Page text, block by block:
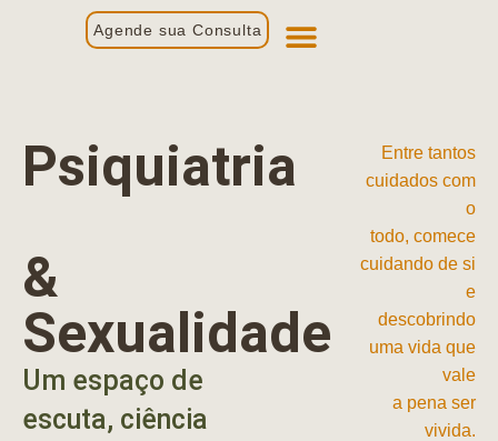
Agende sua Consulta
Psiquiatria
&
Sexualidade
Um espaço de
escuta, ciência
Entre tantos
cuidados com
o
todo, comece
cuidando de si
e
descobrindo
uma vida que
vale
a pena ser
vivida.